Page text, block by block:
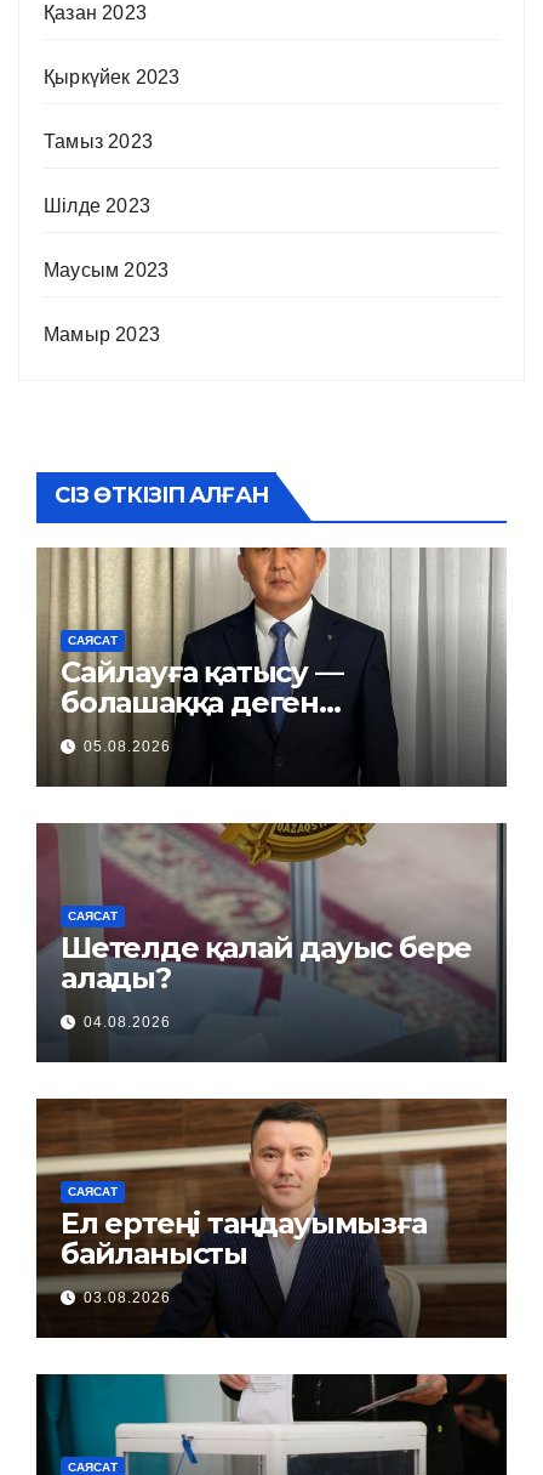
Қазан 2023
Қыркүйек 2023
Тамыз 2023
Шілде 2023
Маусым 2023
Мамыр 2023
СІЗ ӨТКІЗІП АЛҒАН
САЯСАТ
Сайлауға қатысу —
болашаққа деген
жауапкершілік
05.08.2026
САЯСАТ
Шетелде қалай дауыс бере
алады?
04.08.2026
САЯСАТ
Ел ертеңі таңдауымызға
байланысты
03.08.2026
САЯСАТ